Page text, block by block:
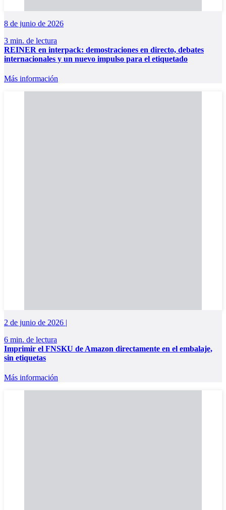
8 de junio de 2026
3 min. de lectura
REINER en interpack: demostraciones en directo, debates
internacionales y un nuevo impulso para el etiquetado
Más información
2 de junio de 2026 |
6 min. de lectura
Imprimir el FNSKU de Amazon directamente en el embalaje,
sin etiquetas
Más información